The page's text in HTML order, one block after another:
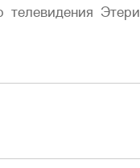
телевидения Этери